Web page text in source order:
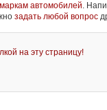
автомобилей.
задать любой вопрос
на эту страницу!